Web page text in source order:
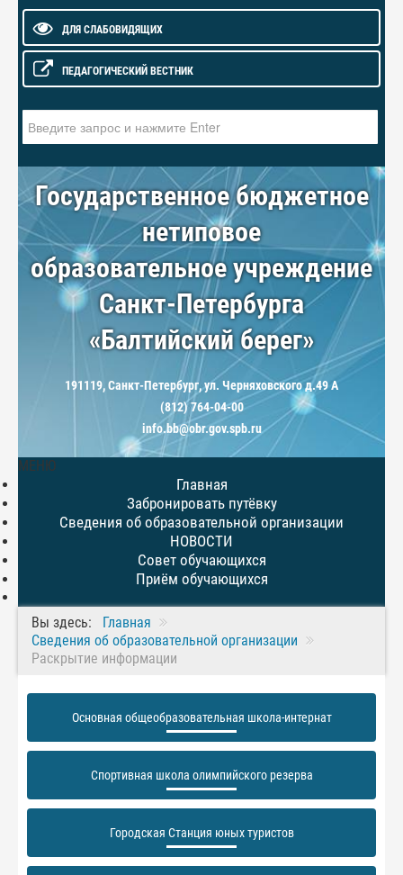
ДЛЯ СЛАБОВИДЯЩИХ
ПЕДАГОГИЧЕСКИЙ ВЕСТНИК
Государственное бюджетное
нетиповое
образовательное учреждение
Санкт-Петербурга
«Балтийский берег»
191119, Санкт-Петербург, ул. Черняховского д.49 А
(812) 764-04-00
info.bb@obr.gov.spb.ru
МЕНЮ
Главная
Забронировать путёвку
Сведения об образовательной организации
НОВОСТИ
Совет обучающихся
Приём обучающихся
Вы здесь:
Главная
Сведения об образовательной организации
Раскрытие информации
Основная общеобразовательная школа-интернат
Спортивная школа олимпийского резерва
Городская Станция юных туристов